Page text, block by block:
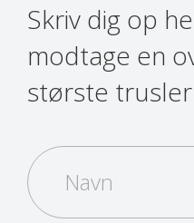
Skriv dig op
modtage en
største